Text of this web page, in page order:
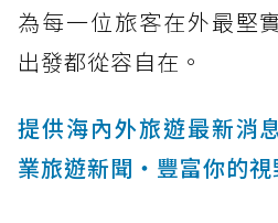
為每一位旅客在外最堅
出發都從容自在。
提供海內外旅遊最新消
業旅遊新聞‧豐富你的視